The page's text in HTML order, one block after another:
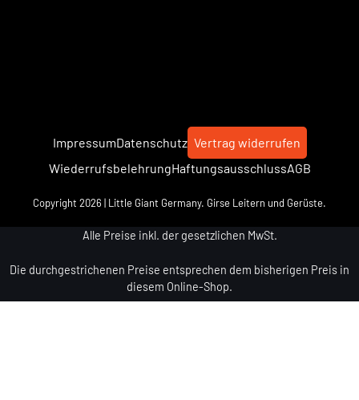
ImpressumDatenschutz Vertrag widerrufen
WiederrufsbelehrungHaftungsausschlussAGB
Copyright 2026 | Little Giant Germany. Girse Leitern und Gerüste.
Alle Preise inkl. der gesetzlichen MwSt.
Die durchgestrichenen Preise entsprechen dem bisherigen Preis in
diesem Online-Shop.